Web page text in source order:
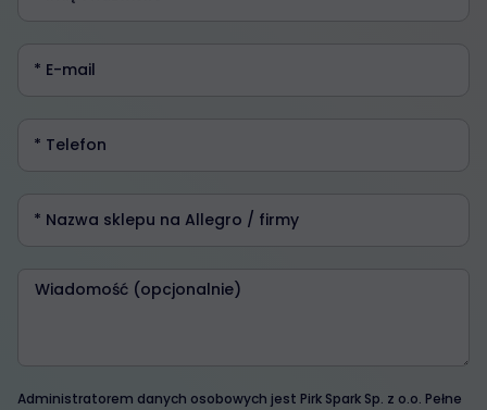
Administratorem danych osobowych jest Pirk Spark Sp. z o.o. Pełne